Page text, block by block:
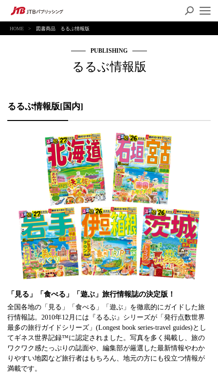
HOME 図書商品 るるぶ情報版
PUBLISHING
るるぶ情報版
るるぶ情報版[国内]
「見る」「食べる」「遊ぶ」旅行情報誌の決定版！
全国各地の「見る」「食べる」「遊ぶ」を徹底的にガイドした旅
行情報誌。2010年12月には『るるぶ』シリーズが「発行点数世界
最多の旅行ガイドシリーズ」(Longest book series-travel guides)とし
てギネス世界記録™に認定されました。写真を多く掲載し、旅の
ワクワク感たっぷりの誌面や、編集部が厳選した最新情報やわか
りやすい地図など旅行者はもちろん、地元の方にも役立つ情報が
満載です。